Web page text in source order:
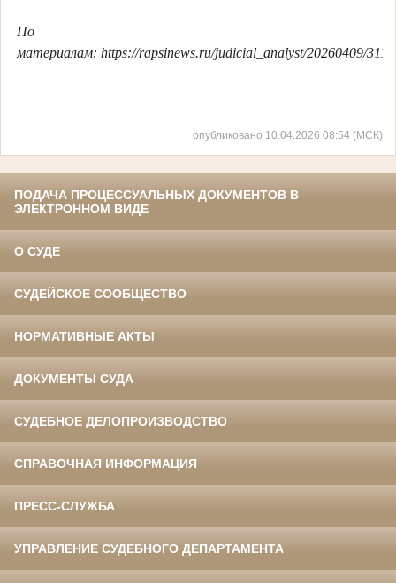
По
материалам: https://rapsinews.ru/judicial_analyst/20260409/
опубликовано 10.04.2026 08:54 (МСК)
ПОДАЧА ПРОЦЕССУАЛЬНЫХ ДОКУМЕНТОВ В
ЭЛЕКТРОННОМ ВИДЕ
О СУДЕ
СУДЕЙСКОЕ СООБЩЕСТВО
НОРМАТИВНЫЕ АКТЫ
ДОКУМЕНТЫ СУДА
СУДЕБНОЕ ДЕЛОПРОИЗВОДСТВО
СПРАВОЧНАЯ ИНФОРМАЦИЯ
ПРЕСС-СЛУЖБА
УПРАВЛЕНИЕ СУДЕБНОГО ДЕПАРТАМЕНТА